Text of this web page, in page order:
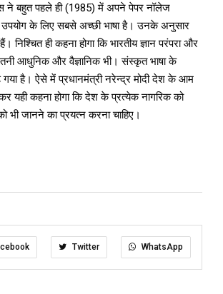
ने बहुत पहले ही (1985) में अपने पेपर नॉलेज
के लिए सबसे अच्छी भाषा है। उनके अनुसार
ही कहना होगा कि भारतीय ज्ञान परंपरा और
आधुनिक और वैज्ञानिक भी। संस्कृत भाषा के
गया है। ऐसे में प्रधानमंत्री नरेन्द्र मोदी देश के आम
कहना होगा कि देश के प्रत्येक नागरिक को
भी जानने का प्रयत्न करना चाहिए।
Twitter WhatsApp